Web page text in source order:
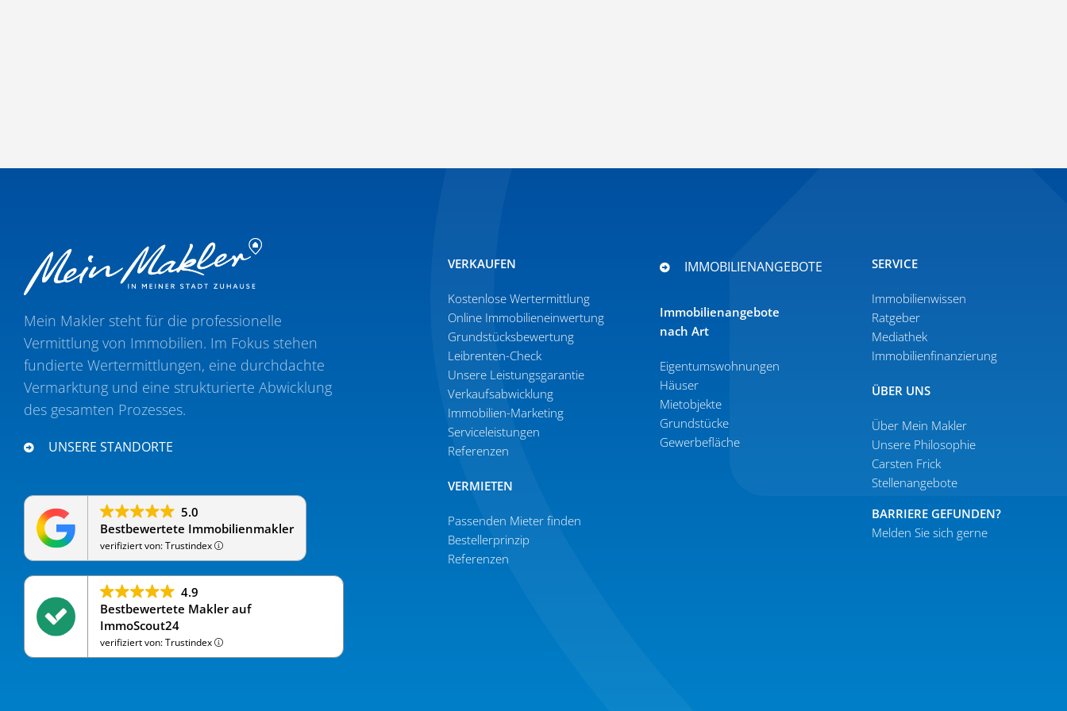
Mein Makler steht für die profes­sio­nelle
Vermittlung von Immobilien. Im Fokus stehen
fundierte Wertermitt­lungen, eine durch­dachte
Vermarktung und eine struk­tu­rierte Abwicklung
des gesamten Prozesses.
UNSERE STANDORTE
5.0
Bestbewertete Immobilienmakler
verifiziert von: Trustindex
4.9
Bestbewertete Makler auf
ImmoScout24
verifiziert von: Trustindex
VERKAUFEN
Kostenlose Wertermittlung
Online Immobi­li­en­ein­wertung
Grund­stücks­be­wertung
Leibrenten-Check
Unsere Leistungsgarantie
Verkaufs­ab­wicklung
Immobilien-Marketing
Serviceleistungen
Referenzen
VERMIETEN
Passenden Mieter finden
Bestel­ler­prinzip
Referenzen
IMMOBILIENANGEBOTE
Immobi­li­en­an­gebote
nach Art
Eigen­tums­woh­nungen
Häuser
Mietob­jekte
Grund­stücke
Gewer­be­fläche
SERVICE
Immobilien­wissen
Ratgeber
Mediathek
Immobi­li­en­fi­nan­zierung
ÜBER UNS
Über Mein Makler
Unsere Philo­sophie
Carsten Frick
Stellen­an­gebote
BARRIERE GEFUNDEN?
Melden Sie sich gerne